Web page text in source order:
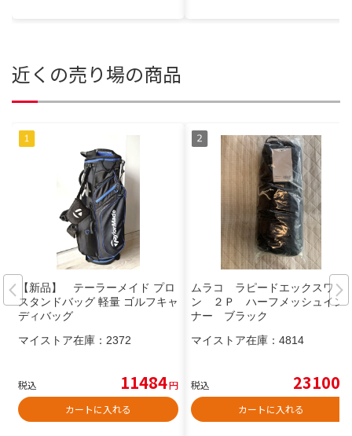
近くの売り場の商品
【新品】 テーラーメイド プロ
スタンドバッグ 軽量 ゴルフキャ
ディバッグ
マイストア在庫： 2372
税込 11484円
カートに入れる
ムラコ ラピードエックスワ
ン ２Ｐ ハーフメッシュイン
ナー ブラック
マイストア在庫： 4814
税込 23100
カートに入れる